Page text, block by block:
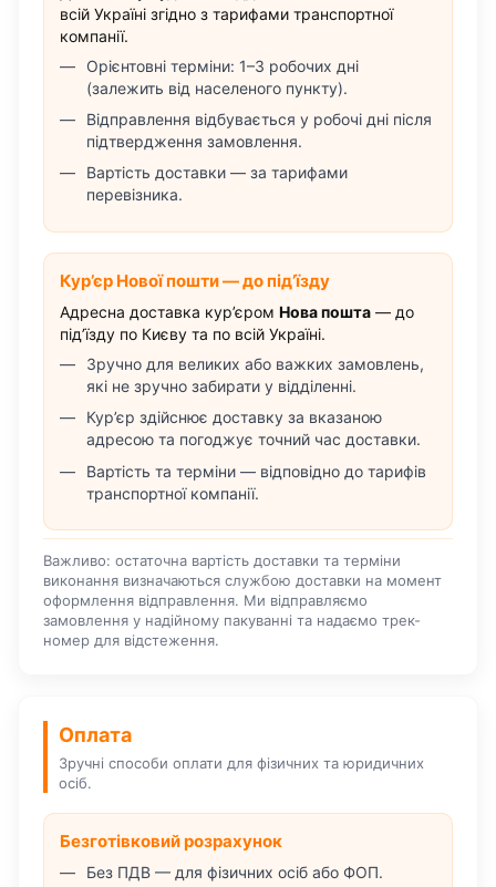
всій Україні згідно з тарифами транспортної
компанії.
Орієнтовні терміни: 1–3 робочих дні
(залежить від населеного пункту).
Відправлення відбувається у робочі дні після
підтвердження замовлення.
Вартість доставки — за тарифами
перевізника.
Кур’єр Нової пошти — до під’їзду
Адресна доставка кур’єром Нова пошта — до
під’їзду по Києву та по всій Україні.
Зручно для великих або важких замовлень,
які не зручно забирати у відділенні.
Кур’єр здійснює доставку за вказаною
адресою та погоджує точний час доставки.
Вартість та терміни — відповідно до тарифів
транспортної компанії.
Важливо: остаточна вартість доставки та терміни
виконання визначаються службою доставки на момент
оформлення відправлення. Ми відправляємо
замовлення у надійному пакуванні та надаємо трек-
номер для відстеження.
Оплата
Зручні способи оплати для фізичних та юридичних
осіб.
Безготівковий розрахунок
Без ПДВ — для фізичних осіб або ФОП.